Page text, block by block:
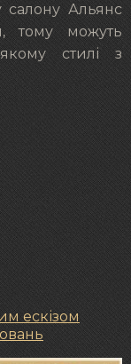
салону Альянс
тому можуть
стилі з
ескізом